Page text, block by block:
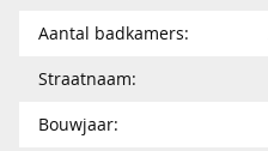
Aantal badkamers:
Straatnaam:
Bouwjaar: